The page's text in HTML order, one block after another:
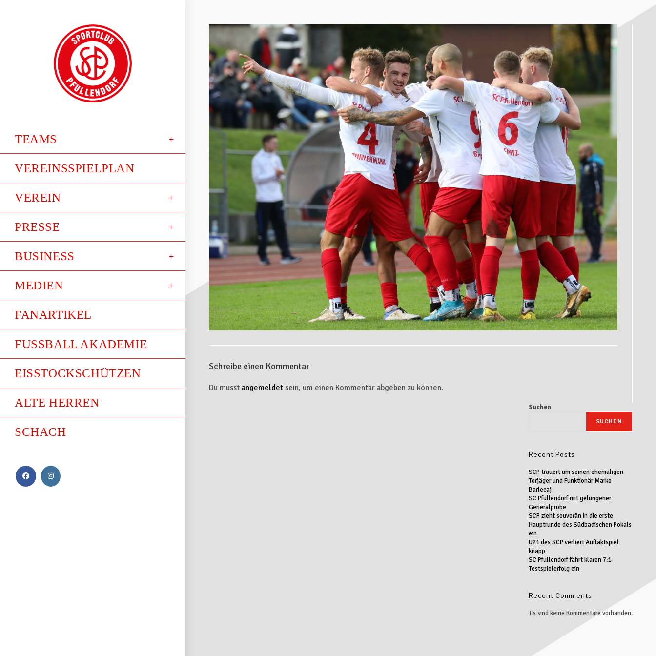
TEAMS
VEREINSSPIELPLAN
VEREIN
PRESSE
BUSINESS
MEDIEN
FANARTIKEL
FUSSBALL AKADEMIE
EISSTOCKSCHÜTZEN
ALTE HERREN
SCHACH
Schreibe einen Kommentar
Du musst angemeldet sein, um einen Kommentar abgeben zu können.
Suchen
SUCHEN
Recent Posts
SCP trauert um seinen ehemaligen
Torjäger und Funktionär Marko
Barlecaj
SC Pfullendorf mit gelungener
Generalprobe
SCP zieht souverän in die erste
Hauptrunde des Südbadischen Pokals
ein
U21 des SCP verliert Auftaktspiel
knapp
SC Pfullendorf fährt klaren 7:1-
Testspielerfolg ein
Recent Comments
Es sind keine Kommentare vorhanden.